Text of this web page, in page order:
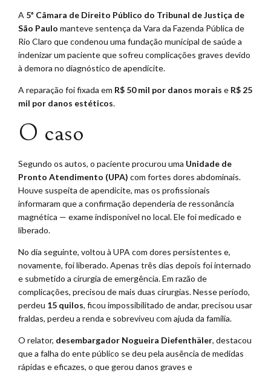
A 5ª Câmara de Direito Público do Tribunal de Justiça de
São Paulo manteve sentença da Vara da Fazenda Pública de
Rio Claro que condenou uma fundação municipal de saúde a
indenizar um paciente que sofreu complicações graves devido
à demora no diagnóstico de apendicite.
A reparação foi fixada em R$ 50 mil por danos morais e R$ 25
mil por danos estéticos.
O caso
Segundo os autos, o paciente procurou uma Unidade de
Pronto Atendimento (UPA) com fortes dores abdominais.
Houve suspeita de apendicite, mas os profissionais
informaram que a confirmação dependeria de ressonância
magnética — exame indisponível no local. Ele foi medicado e
liberado.
No dia seguinte, voltou à UPA com dores persistentes e,
novamente, foi liberado. Apenas três dias depois foi internado
e submetido a cirurgia de emergência. Em razão de
complicações, precisou de mais duas cirurgias. Nesse período,
perdeu 15 quilos, ficou impossibilitado de andar, precisou usar
fraldas, perdeu a renda e sobreviveu com ajuda da família.
O relator, desembargador Nogueira Diefenthäler, destacou
que a falha do ente público se deu pela ausência de medidas
rápidas e eficazes, o que gerou danos graves e